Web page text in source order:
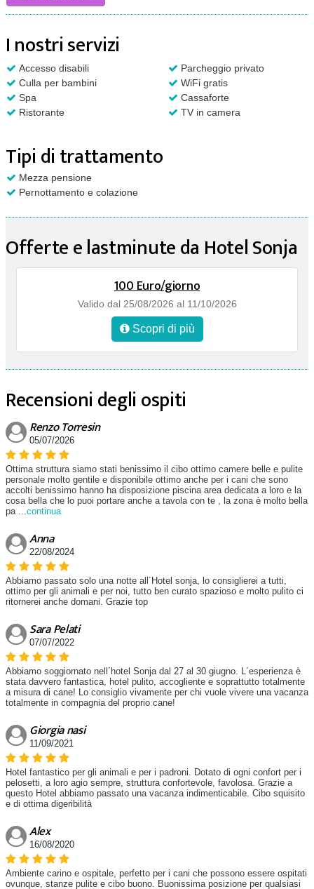
I nostri servizi
Accesso disabili
Parcheggio privato
Culla per bambini
WiFi gratis
Spa
Cassaforte
Ristorante
TV in camera
Tipi di trattamento
Mezza pensione
Pernottamento e colazione
Offerte e lastminute da Hotel Sonja
100 Euro/giorno
Valido dal 25/08/2026 al 11/10/2026
Scopri di più
Recensioni degli ospiti
Renzo Torresin
05/07/2026
Ottima struttura siamo stati benissimo il cibo ottimo camere belle e pulite
personale molto gentile e disponibile ottimo anche per i cani che sono
accolti benissimo hanno ha disposizione piscina area dedicata a loro e la
cosa bella che lo puoi portare anche a tavola con te , la zona è molto bella
pa ...continua
Anna
22/08/2024
Abbiamo passato solo una notte all´Hotel sonja, lo consiglierei a tutti,
ottimo per gli animali e per noi, tutto ben curato spazioso e molto pulito ci
ritornerei anche domani. Grazie top
Sara Pelati
07/07/2022
Abbiamo soggiornato nell´hotel Sonja dal 27 al 30 giugno. L´esperienza è
stata davvero fantastica, hotel pulito, accogliente e soprattutto totalmente
a misura di cane! Lo consiglio vivamente per chi vuole vivere una vacanza
totalmente in compagnia del proprio cane!
Giorgia nasi
11/09/2021
Hotel fantastico per gli animali e per i padroni. Dotato di ogni confort per i
pelosetti, a loro agio sempre, struttura confortevole, favolosa. Grazie a
questo Hotel abbiamo passato una vacanza indimenticabile. Cibo squisito
e di ottima digeribilità
Alex
16/08/2020
Ambiente carino e ospitale, perfetto per i cani che possono essere ospitati
ovunque, stanze pulite e cibo buono. Buonissima posizione per qualsiasi